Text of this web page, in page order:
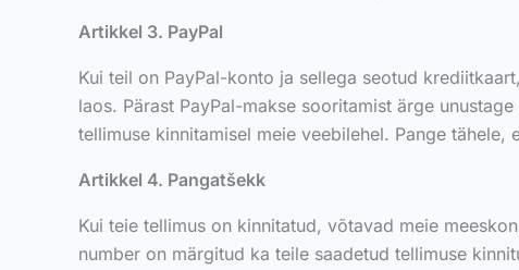
Artikkel 3. PayPal
Kui teil on PayPal-konto ja sellega seotud
laos. Pärast PayPal-makse sooritamist ärge
tellimuse kinnitamisel meie veebilehel. Pange
Artikkel 4. Pangatšekk
Kui teie tellimus on kinnitatud, võtavad meie
number on märgitud ka teile saadetud tellimuse